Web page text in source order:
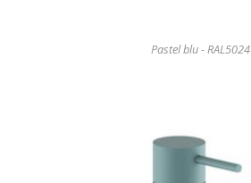
Pastel blu - RAL5024